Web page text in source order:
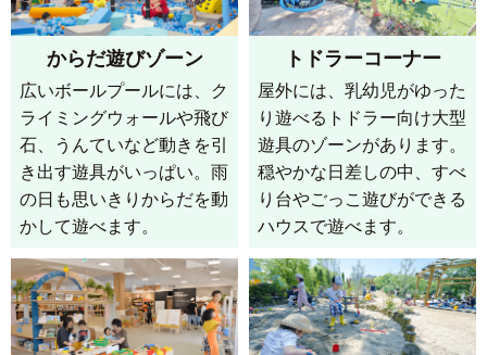
からだ遊びゾーン
広いボールプールには、ク
ライミングウォールや飛び
石、うんていなど動きを引
き出す遊具がいっぱい。雨
の日も思いきりからだを動
かして遊べます。
トドラーコーナー
屋外には、乳幼児がゆった
り遊べるトドラー向け大型
遊具のゾーンがあります。
穏やかな日差しの中、すべ
り台やごっこ遊びができる
ハウスで遊べます。